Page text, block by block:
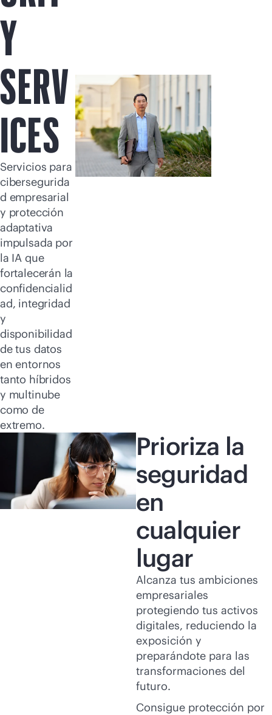
Y
SERV
ICES
Servicios para
cibersegurida
d empresarial
y protección
adaptativa
impulsada por
la IA que
fortalecerán la
confidencialid
ad, integridad
y
disponibilidad
de tus datos
en entornos
tanto híbridos
y multinube
como de
extremo.
Prioriza la
seguridad
en
cualquier
lugar
Alcanza tus ambiciones
empresariales
protegiendo tus activos
digitales, reduciendo la
exposición y
preparándote para las
transformaciones del
futuro.
Consigue protección por